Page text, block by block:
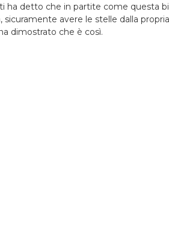
ha detto che in partite come questa
sicuramente avere le stelle dalla
dimostrato che è così.